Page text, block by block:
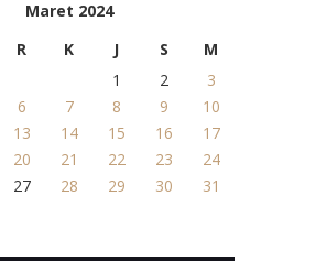
Maret 2024
R K J S
M
1
2
3
6 7 8 9
10
13 14 15 16
17
20 21 22 23
24
27 28 29 30
31